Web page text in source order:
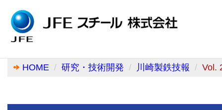
HOME 研究・技術開発 川崎製鉄技報 Vol.